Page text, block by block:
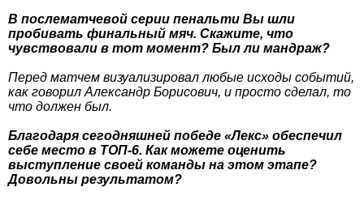
В послематчевой серии пенальти Вы шли
пробивать финальный мяч. Скажите, что
чувствовали в тот момент? Был ли мандраж?
Перед матчем визуализировал любые исходы событий,
как говорил Александр Борисович, и просто сделал, то
что должен был.
Благодаря сегодняшней победе «Лекс» обеспечил
себе место в ТОП-6. Как можете оценить
выступление своей команды на этом этапе?
Довольны результатом?